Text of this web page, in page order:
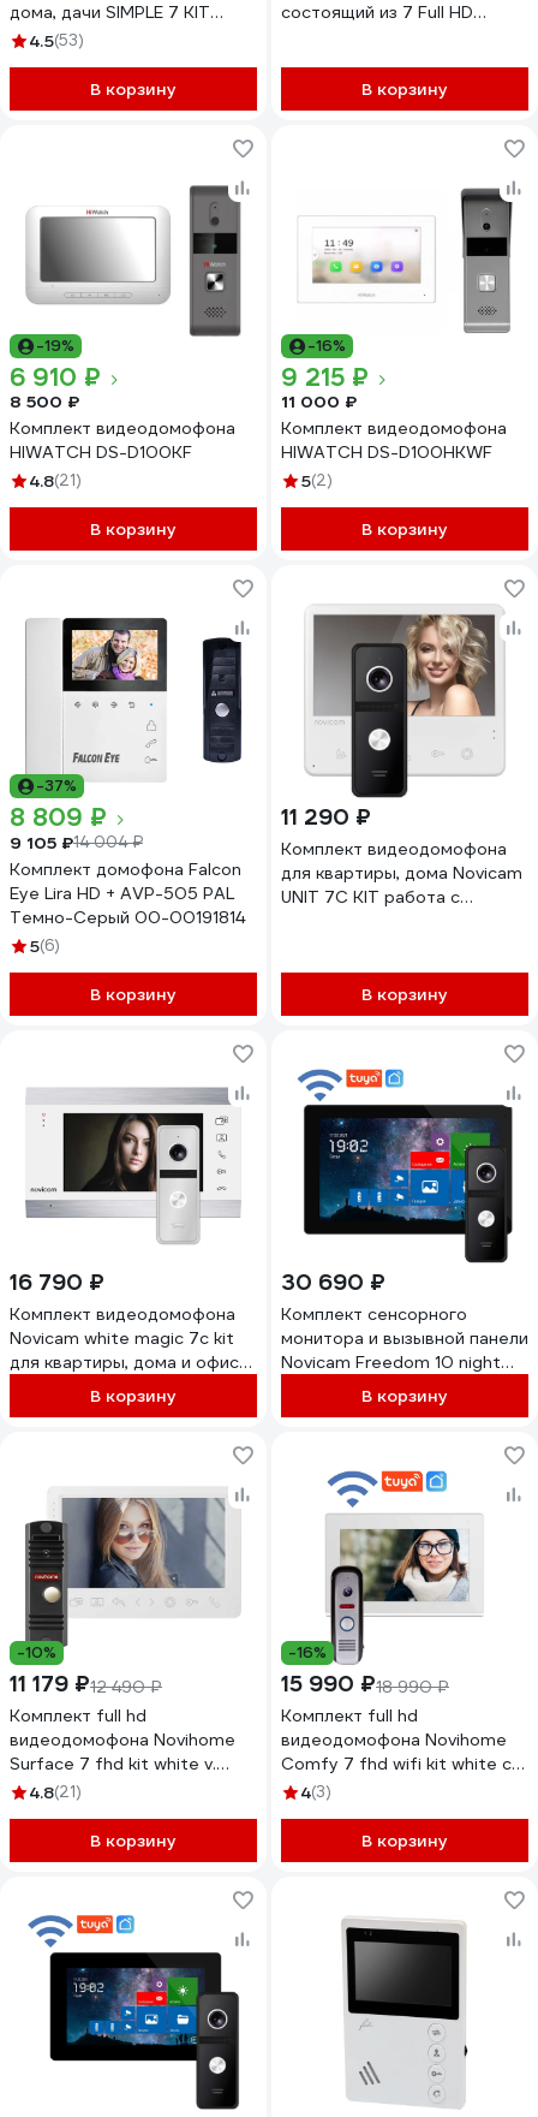
дома, дачи SIMPLE 7 KIT
PLUS: монитор, вызывная
электромеханический замок
4379
4.5(53)
В корзину
состоящий из 7 Full HD
электромеханического
замка 4297
В корзину
-19%
6 910 ₽
8 500 ₽
Комплект видеодомофона
HIWATCH DS-D100KF
4.8(21)
В корзину
-16%
9 215 ₽
11 000 ₽
Комплект видеодомофона
HIWATCH DS-D100HKWF
5(2)
В корзину
-37%
8 809 ₽
9 105 ₽14 004 ₽
Комплект домофона Falcon
Eye Lira HD + AVP-505 PAL
Темно-Серый 00-00191814
5(6)
В корзину
11 290 ₽
Комплект видеодомофона
для квартиры, дома Novicam
UNIT 7C KIT работа с
дополнительного
оборудования, поддержка
сигнала HOOK 4905
В корзину
16 790 ₽
Комплект видеодомофона
Novicam white magic 7c kit
для квартиры, дома и офиса
В корзину
30 690 ₽
Комплект сенсорного
монитора и вызывной панели
Novicam Freedom 10 night
fhd wifi kit 4230В корзину
-10%
11 179 ₽12 490 ₽
Комплект full hd
видеодомофона Novihome
Surface 7 fhd kit white v.
4255
4.8(21)
В корзину
-16%
15 990 ₽18 990 ₽
Комплект full hd
видеодомофона Novihome
Comfy 7 fhd wifi kit white с
wifi v. 4099
4(3)
В корзину